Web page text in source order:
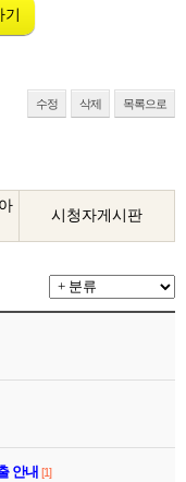
기
수정 삭제 목록으로
시청자게시판
안내 [1]